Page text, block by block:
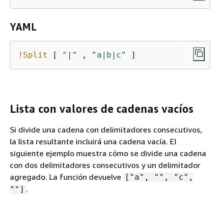
YAML
!Split [ "|" , "a|b|c" ]
Lista con valores de cadenas vacíos
Si divide una cadena con delimitadores consecutivos,
la lista resultante incluirá una cadena vacía. El
siguiente ejemplo muestra cómo se divide una cadena
con dos delimitadores consecutivos y un delimitador
agregado. La función devuelve ["a", "", "c",
""] .